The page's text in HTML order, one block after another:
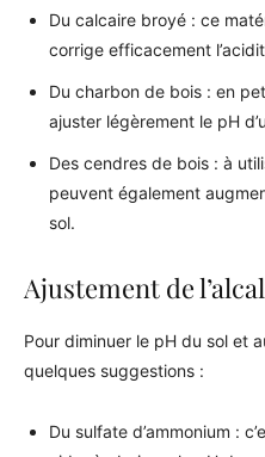
Du calcaire broyé : ce
corrige efficacement
Du charbon de bois : en
ajuster légèrement le pH
Des cendres de bois : à
peuvent également
sol.
Ajustement de
Pour diminuer le pH du sol et
quelques suggestions :
Du sulfate d’ammonium :